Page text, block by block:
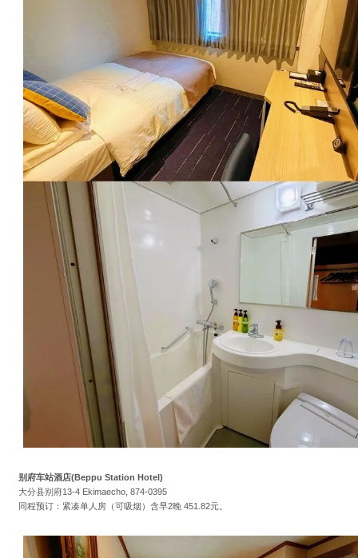
别府车站酒店(Beppu Station Hotel)
大分县别府13-4 Ekimaecho, 874-0395
同程预订：紧凑单人房（可吸烟）含早2晚 451.82元。